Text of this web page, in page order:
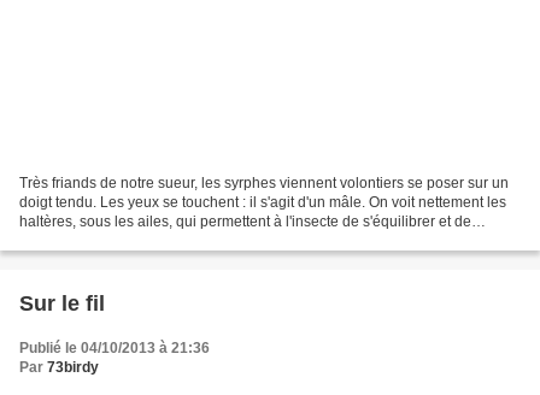
Très friands de notre sueur, les syrphes viennent volontiers se poser sur un
doigt tendu. Les yeux se touchent : il s'agit d'un mâle. On voit nettement les
haltères, sous les ailes, qui permettent à l'insecte de s'équilibrer et de
Sur le fil
Publié le 04/10/2013 à 21:36
Par 73birdy